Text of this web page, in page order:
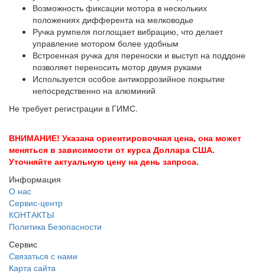
Возможность фиксации мотора в нескольких
положениях дифферента на мелководье
Ручка румпеля поглощает вибрацию, что делает
управление мотором более удобным
Встроенная ручка для переноски и выступ на поддоне
позволяет переносить мотор двумя руками
Используется особое антикоррозийное покрытие
непосредственно на алюминий
Не требует регистрации в ГИМС.
ВНИМАНИЕ! Указана ориентировочная цена, она может
меняться в зависимости от курса Доллара США.
Уточняйте актуальную цену на день запроса.
Информация
О нас
Сервис-центр
КОНТАКТЫ
Политика Безопасности
Сервис
Связаться с нами
Карта сайта